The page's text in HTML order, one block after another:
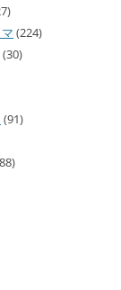
(224)
(30)
(91)